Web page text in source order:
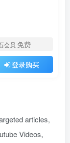
会员 免费
登录购买
articles,
Videos,